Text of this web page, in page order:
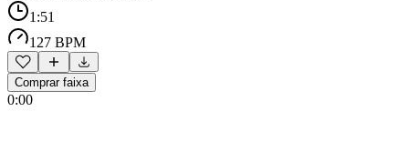
1:51
127 BPM
Comprar faixa
0:00